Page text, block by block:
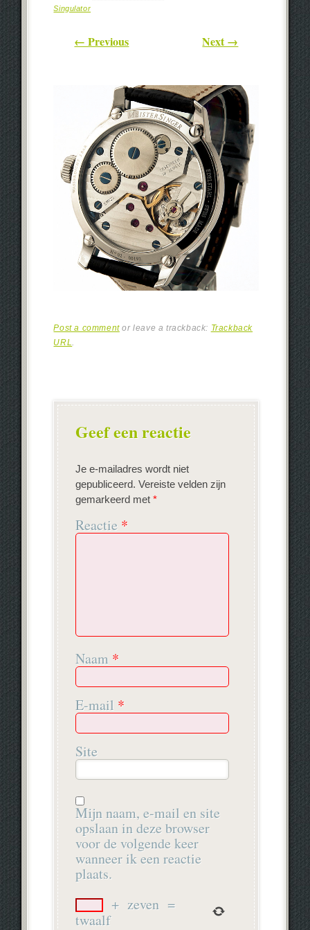
Singulator
← Previous Next →
Post a commentor leave a trackback: Trackback
URL.
Geef een reactie
Je e-mailadres wordt niet
gepubliceerd. Vereiste velden zijn
gemarkeerd met*
Reactie *
Naam *
E-mail *
Site
Mijn naam, e-mail en site
opslaan in deze browser
voor de volgende keer
wanneer ik een reactie
plaats.
+ zeven =
twaalf